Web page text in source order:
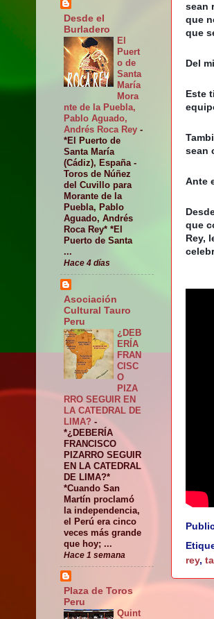
sean
que
que
Del
Este
sean
Ante
que
Rey,
rey,
Desde el
Burladero
El
Puert
o de
Santa
María
Mora
nte de la Puebla,
Pablo Aguado,
Andrés Roca Rey -
*El Puerto de
Santa María
(Cádiz), España -
Toros de Núñez
del Cuvillo para
Morante de la
Puebla, Pablo
Aguado, Andrés
Roca Rey* *El
Puerto de Santa
...
Hace 4 días
Asociación
Cultural Tauro
Peru
¿DEB
ERÍA
FRAN
CISC
O
PIZA
RRO SEGUIR EN
LA CATEDRAL DE
LIMA? -
*¿DEBERÍA
FRANCISCO
PIZARRO SEGUIR
EN LA CATEDRAL
DE LIMA?*
*Cuando San
Martín proclamó
la independencia,
el Perú era cinco
veces más grande
que hoy; ...
Hace 1 semana
Plaza de Toros
Peru
Quint